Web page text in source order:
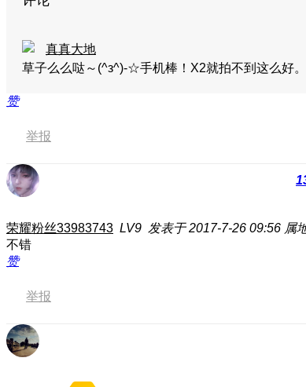
真真大地
草子么么哒～(^з^)-☆手机棒！X2就拍不到这么好。
赞
举报
荣耀粉丝33983743 LV9 发表于 2017-7-26 09:56 属
不错
赞
举报